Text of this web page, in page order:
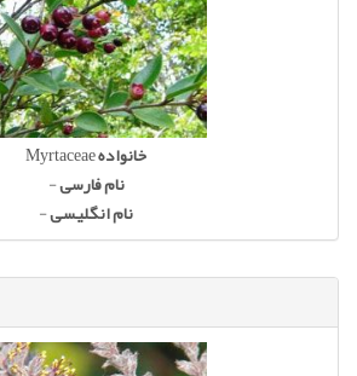
خانوادهMyrtaceae
نام فارسی-
نام انگلیسی-